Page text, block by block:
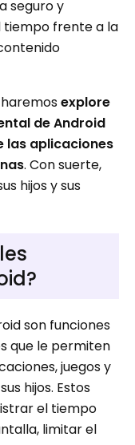
seguro y
tiempo frente a la
explore
de Android
las aplicaciones
. Con suerte,
hijos y sus
son funciones
que le permiten
juegos y
hijos. Estos
el tiempo
limitar el